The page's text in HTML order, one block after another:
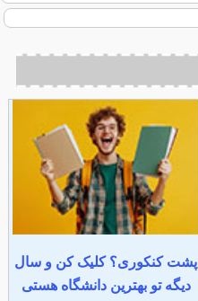
پشت کنکوری؟ کلیک کن و سال
دیگه تو بهترین دانشگاه هستی